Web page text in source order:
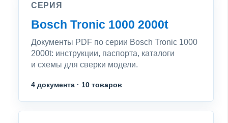
СЕРИЯ
Bosch Tronic 1000 2000t
Документы PDF по серии Bosch Tronic 1000
2000t: инструкции, паспорта, каталоги
и схемы для сверки модели.
4 документа · 10 товаров